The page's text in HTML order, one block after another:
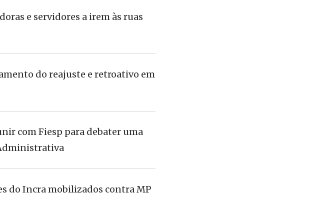
e servidores a irem às ruas
do reajuste e retroativo em
com Fiesp para debater uma
do Incra mobilizados contra MP